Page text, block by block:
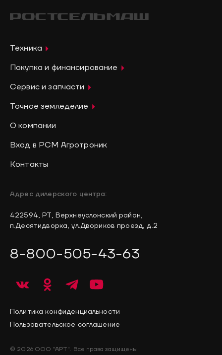
Техника
Покупка и финансирование
Сервис и запчасти
Точное земледелие
О компании
Вход в РСМ Агротроник
Контакты
Адрес дилерского центра:
422594, РТ, Верхнеуслонский район,
п.Десятидворка, ул.Двориков проезд, д.2
8-800-505-43-63
© 2026 ООО "АРТ". Все права защищены
Политика конфиденциальности
Пользовательское соглашение